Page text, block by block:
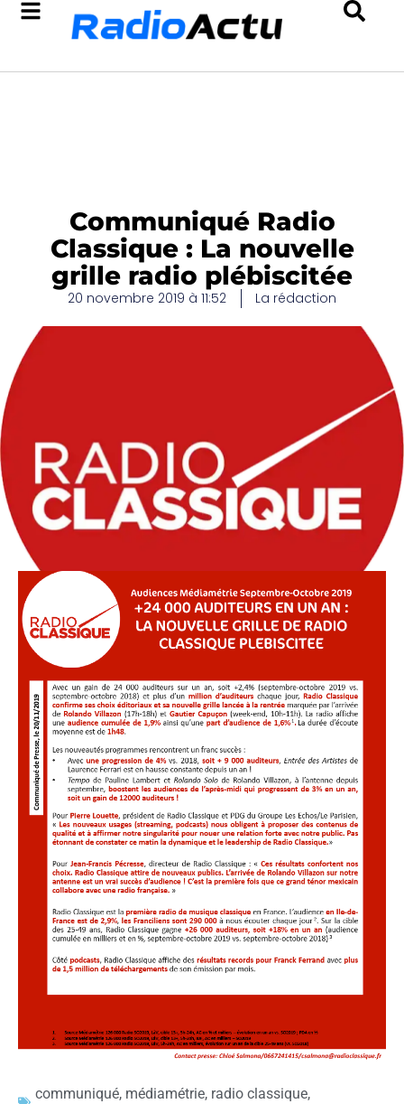
Communiqué Radio
Classique : La nouvelle
grille radio plébiscitée
20 novembre 2019 à 11:52 La rédaction
communiqué, médiamétrie, radio classique,